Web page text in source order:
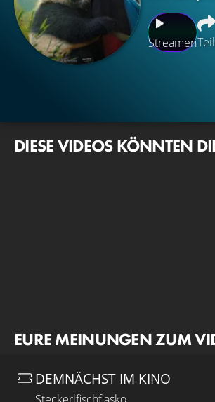
Streamen
DIESE VIDEOS KÖNNTEN
EURE MEINUNGEN ZUM
DEMNÄCHST IM KINO